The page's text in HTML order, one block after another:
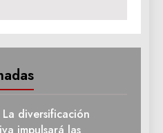
La diversificación